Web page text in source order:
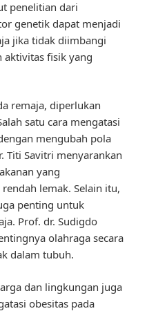
penelitian dari
genetik dapat menjadi
jika tidak diimbangi
aktivitas fisik yang
remaja, diperlukan
satu cara mengatasi
mengubah pola
Titi Savitri menyarankan
yang
lemak. Selain itu,
penting untuk
Prof. dr. Sudigdo
olahraga secara
dalam tubuh.
dan lingkungan juga
obesitas pada